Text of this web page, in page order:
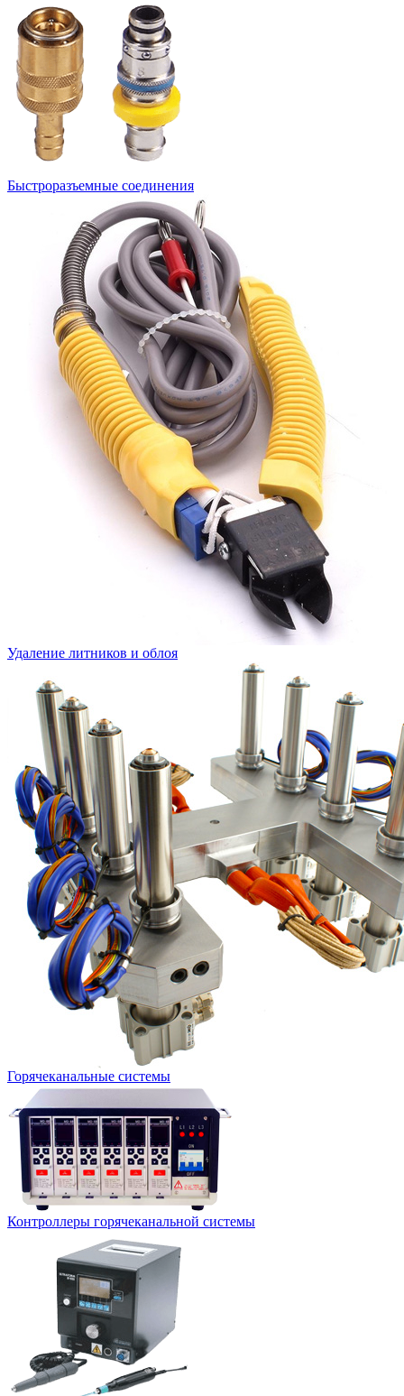
Быстроразъемные соединения
Удаление литников и облоя
Горячеканальные системы
Контроллеры горячеканальной системы